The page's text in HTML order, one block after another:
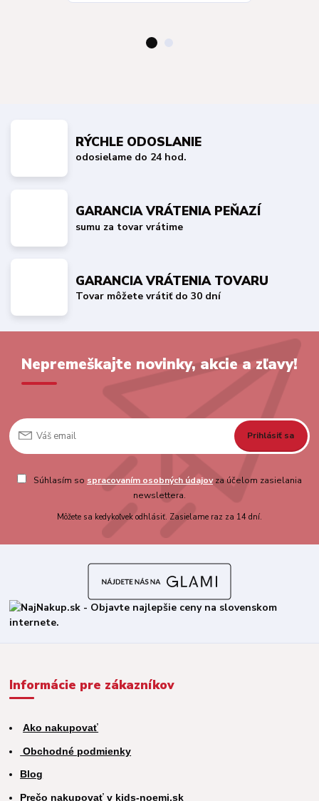
RÝCHLE ODOSLANIE
odosielame do 24 hod.
GARANCIA VRÁTENIA PEŇAZÍ
sumu za tovar vrátime
GARANCIA VRÁTENIA TOVARU
Tovar môžete vrátiť do 30 dní
Nepremeškajte novinky, akcie a zľavy!
Prihlásiť sa
Súhlasím so spracovaním osobných údajovza účelom zasielania
newslettera.
Môžete sa kedykoľvek odhlásiť. Zasielame raz za 14 dní.
Informácie pre zákazníkov
Ako nakupovať
Obchodné podmienky
Blog
Prečo nakupovať v kids-noemi.sk